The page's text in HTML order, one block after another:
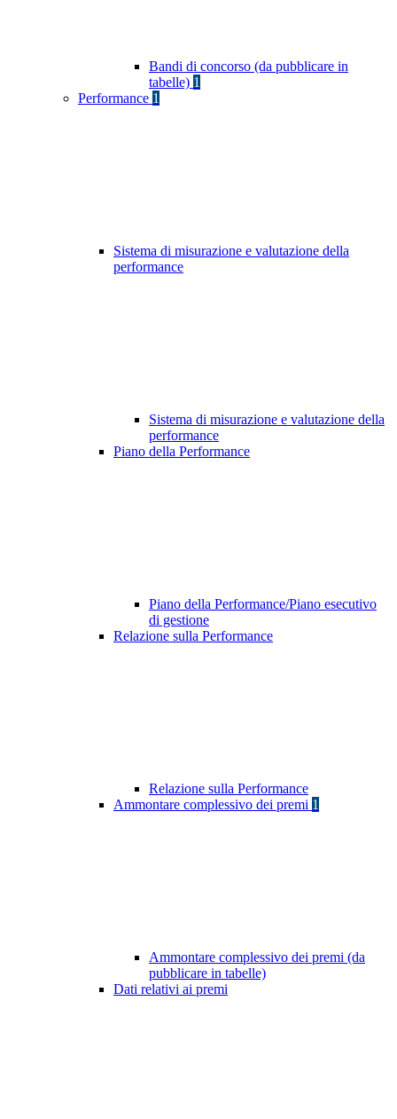
Bandi di concorso (da pubblicare in
tabelle) 1
Performance 1
Sistema di misurazione e valutazione della
performance
Sistema di misurazione e valutazione della
performance
Piano della Performance
Piano della Performance/Piano esecutivo
di gestione
Relazione sulla Performance
Relazione sulla Performance
Ammontare complessivo dei premi 1
Ammontare complessivo dei premi (da
pubblicare in tabelle)
Dati relativi ai premi